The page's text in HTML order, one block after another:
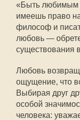
«Быть любимым
имеешь право
философ и
любовь —
существования
Любовь
ощущение, что
Выбирая друг
особой
человека: